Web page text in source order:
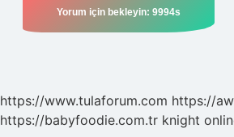
https://www.tulaforum.com https://
https://babyfoodie.com.tr knight